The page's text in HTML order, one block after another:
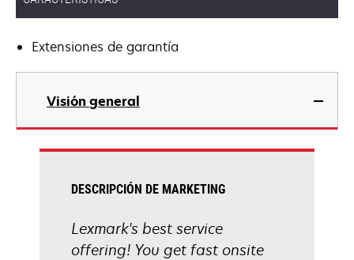
Extensiones de garantía
Visión general
DESCRIPCIÓN DE MARKETING
Lexmark's best service
offering! You get fast onsite